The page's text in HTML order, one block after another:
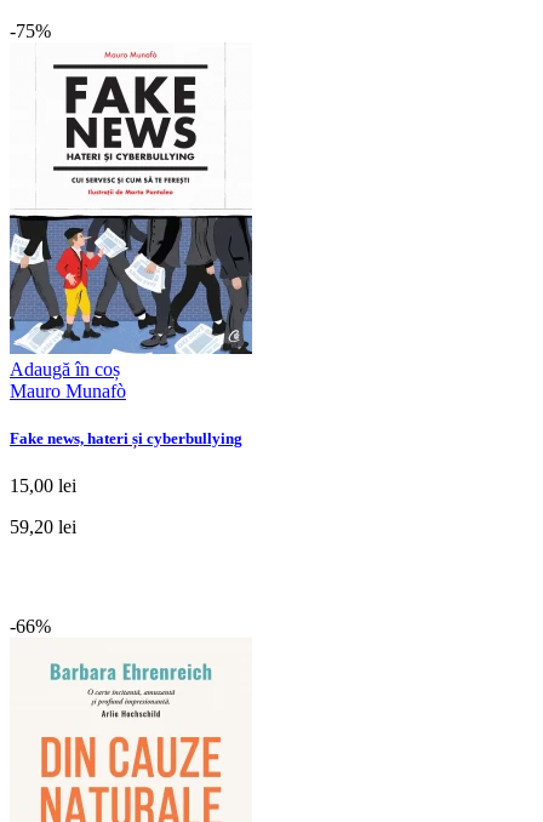
-75%
Adaugă în coș
Mauro Munafò
Fake news, hateri și cyberbullying
15,00 lei
59,20 lei
-66%